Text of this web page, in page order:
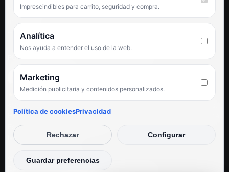
Facebook
TikTok
PUNTUACIÓN DE 4,6 SOBRE 5 EN GOOGLE
★★★★★
Hemos comprado en varias ocasiones y siempre dan respuesta.
Espectacular, servicio de 10.»
Iván Rodríguez Ramos
© Electrodirecto 2026
Imprescindibles para carrito, seguridad y compra.
Analítica
Nos ayuda a entender el uso de la web.
Marketing
Medición publicitaria y contenidos personalizados.
Política de cookiesPrivacidad
Rechazar Configurar
Guardar preferencias